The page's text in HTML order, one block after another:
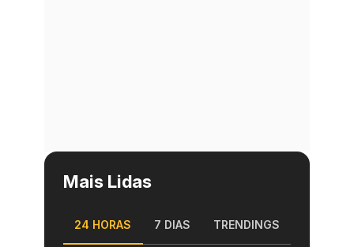
Mais Lidas
24 HORAS 7 DIAS TRENDINGS